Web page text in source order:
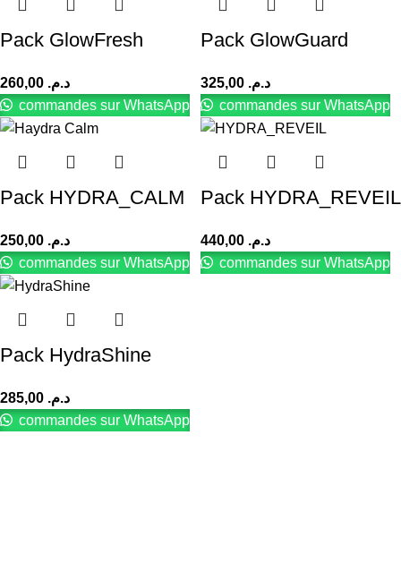
Pack GlowFresh
د.م.
commandes sur WhatsApp
Pack GlowGuard
د.م.
commandes sur WhatsApp
Pack HYDRA_CALM
د.م.
commandes sur WhatsApp
Pack HYDRA_REVEIL
د.م.
commandes sur WhatsApp
Pack HydraShine
د.م.
commandes sur WhatsApp